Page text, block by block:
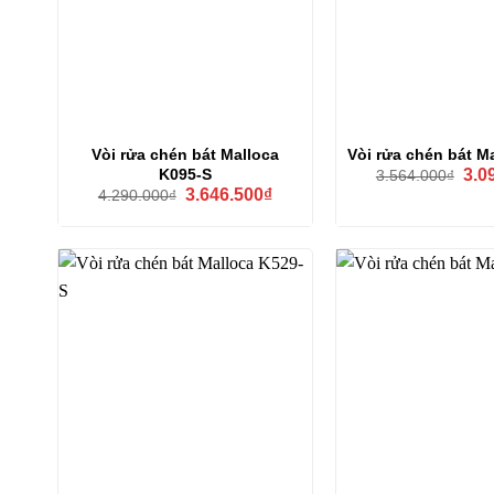
Vòi rửa chén bát Malloca
K095-S
4.290.000₫ Giá
3.646.500₫Giá
3.646.500₫.
Vòi rửa chén bát
3.564.000₫ Giá